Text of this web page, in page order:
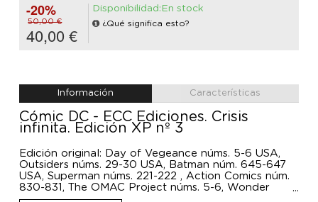
-20%
50,00 €
40,00 €
Disponibilidad:En stock
¿Qué significa esto?
Información Características
Cómic DC - ECC Ediciones. Crisis
infinita. Edición XP nº 3
Edición original: Day of Vegeance núms. 5-6 USA,
Outsiders núms. 29-30 USA, Batman núm. 645-647
USA, Superman núms. 221-222 , Action Comics núm.
830-831, The OMAC Project núms. 5-6, Wonder
Woman núm. 221, Firestorm núm. 18, Villains United